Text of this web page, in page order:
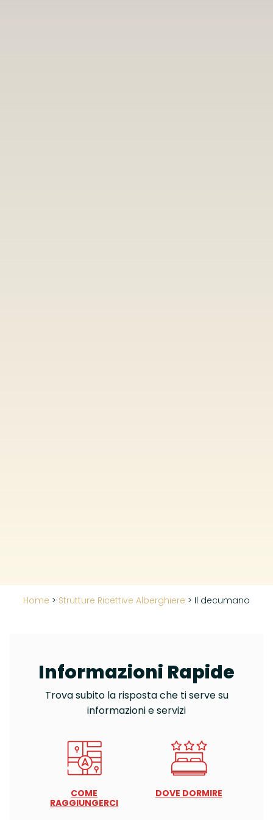
Home > Strutture Ricettive Alberghiere > Il decumano
Informazioni Rapide
Trova subito la risposta che ti serve su
informazioni e servizi
COME
RAGGIUNGERCI
DOVE DORMIRE